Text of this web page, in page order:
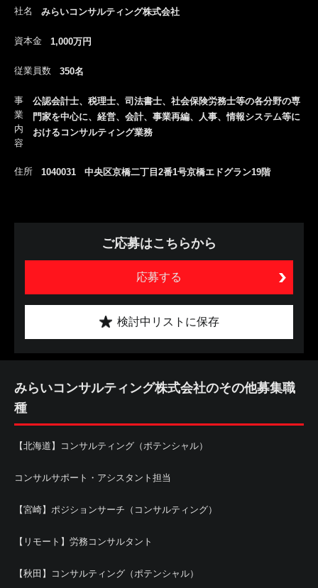
社名 みらいコンサルティング株式会社
資本金 1,000万円
従業員数 350名
事
業
内
容
公認会計士、税理士、司法書士、社会保険労務士等の各分野の専
門家を中心に、経営、会計、事業再編、人事、情報システム等に
おけるコンサルティング業務
住所 1040031 中央区京橋二丁目2番1号京橋エドグラン19階
ご応募はこちらから
応募する
検討中リストに保存
みらいコンサルティング株式会社のその他募集職
種
【北海道】コンサルティング（ポテンシャル）
コンサルサポート・アシスタント担当
【宮崎】ポジションサーチ（コンサルティング）
【リモート】労務コンサルタント
【秋田】コンサルティング（ポテンシャル）